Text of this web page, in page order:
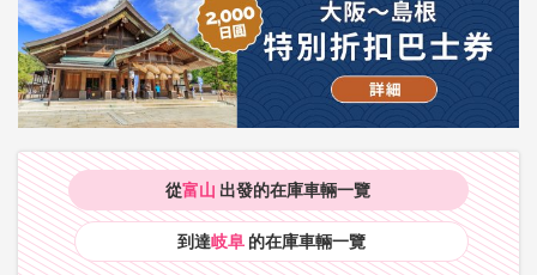
從富山 出發的在庫車輛一覽
到達岐阜 的在庫車輛一覽